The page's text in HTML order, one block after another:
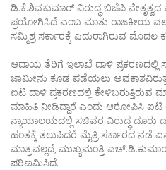
ಡಿ.ಕೆ.ಶಿವಕುಮಾರ್‌ ವಿರುದ್ಧ ಬಿಜೆಪಿ ನೇತೃತ್ವದ
ಪ್ರಯೋಗಿಸಿದೆ ಎಂಬ ಮಾತು ರಾಜಕೀಯ
ಸಮ್ಮಿಶ್ರ ಸರ್ಕಾರಕ್ಕೆ ಎದುರಾಗಿರುವ ಮೊದಲ
ಆದಾಯ ತೆರಿಗೆ ಇಲಾಖೆ ದಾಳಿ ಪ್ರಕರಣದಲ್ಲಿ
ಜಾಮೀನು ಕೂಡ ಪಡೆಯಲು
ಐಟಿ ದಾಳಿ ಪ್ರಕರಣದಲ್ಲಿ ಕೇಳಿಬರುತ್ತಿರುವ
ಮಾಹಿತಿ ನೀಡಿದ್ದಾರೆ ಎಂದು ಆರೋಪಿಸಿ ಐಟಿ
ನ್ಯಾಯಾಲಯದಲ್ಲಿ ಸಚಿವರ ವಿರುದ್ಧ ದೂರು
ಹಂತಕ್ಕೆ ತಲುಪಿದರೆ ಮೈತ್ರಿ ಸರ್ಕಾರದ ನಡೆ
ಮಾತ್ರವಲ್ಲದೆ, ಮುಖ್ಯಮಂತ್ರಿ
ಪರಿಣಮಿಸಿದೆ.